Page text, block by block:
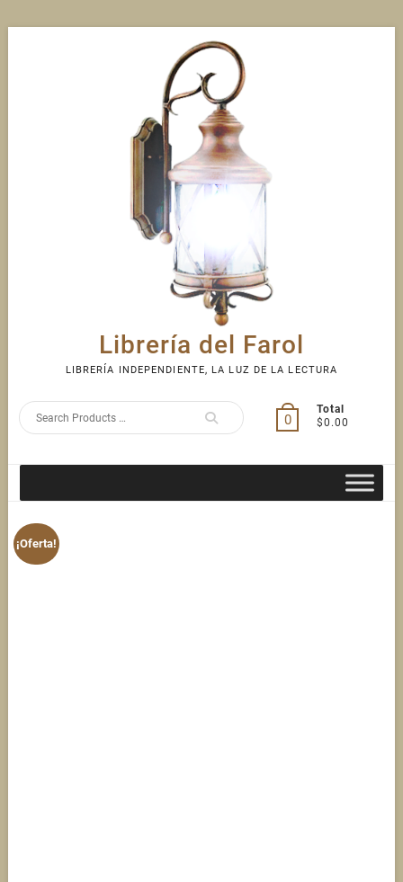
Librería del Farol
LIBRERÍA INDEPENDIENTE, LA LUZ DE LA LECTURA
Search
0
Total
$0.00
¡Oferta!